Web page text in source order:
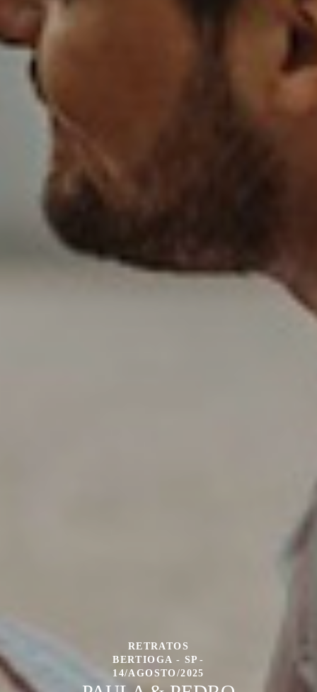
RETRATOS
BERTIOGA - SP
14/AGOSTO/2025